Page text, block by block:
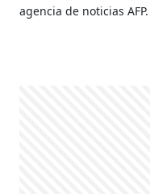
agencia de noticias AFP.